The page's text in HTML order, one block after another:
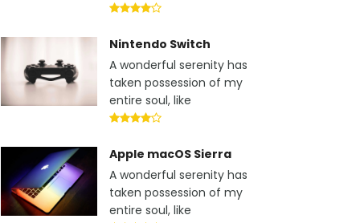
Nintendo Switch
A wonderful serenity has
taken possession of my
entire soul, like
Apple macOS Sierra
A wonderful serenity has
taken possession of my
entire soul, like